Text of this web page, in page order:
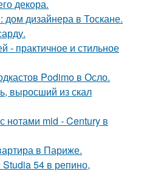
декора.
дом дизайнера в Тоскане.
- практичное и стильное
Podimo в Осло.
выросший из скал
нотами mid - Century в
в Париже.
54 в репино,